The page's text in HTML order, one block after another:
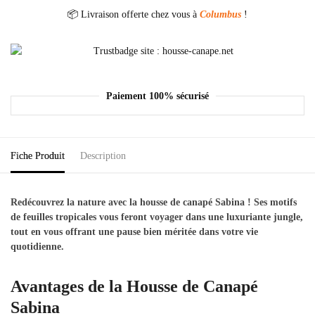
📦 Livraison offerte chez vous à Columbus !
Paiement 100% sécurisé
Fiche Produit Description
Redécouvrez la nature avec la housse de canapé Sabina ! Ses motifs
de feuilles tropicales vous feront voyager dans une luxuriante jungle,
tout en vous offrant une pause bien méritée dans votre vie
quotidienne.
Avantages de la Housse de Canapé
Sabina